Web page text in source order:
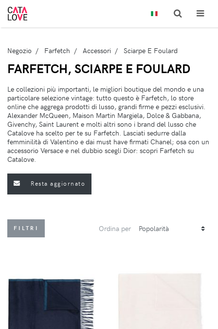
Negozio Farfetch Accessori Sciarpe E Foulard
FARFETCH, SCIARPE E FOULARD
Le collezioni più importanti, le migliori boutique del mondo e una
particolare selezione vintage: tutto questo è Farfetch, lo store
online che aggrega prodotti di lusso, grandi firme e pezzi esclusivi.
Alexander McQueen, Maison Martin Margiela, Dolce & Gabbana,
Givenchy, Saint Laurent e molti altri sono i brand del lusso che
Catalove ha scelto per te su Farfetch. Lasciati sedurre dalla
femminilità di Valentino e dai must have firmati Chanel; osa con un
accessorio Versace e nel dubbio scegli Dior: scopri Farfetch su
Catalove.
Resta aggiornato
FILTRI Ordina per